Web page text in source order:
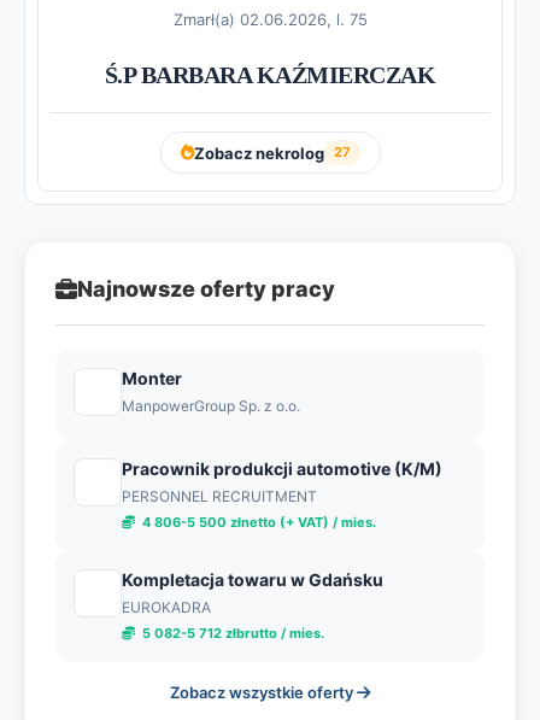
Zmarł(a) 02.06.2026, l. 75
Ś.P BARBARA KAŹMIERCZAK
Zobacz nekrolog 27
Najnowsze oferty pracy
Monter
ManpowerGroup Sp. z o.o.
Pracownik produkcji automotive (K/M)
PERSONNEL RECRUITMENT
4 806-5 500 złnetto (+ VAT) / mies.
Kompletacja towaru w Gdańsku
EUROKADRA
5 082-5 712 złbrutto / mies.
Zobacz wszystkie oferty